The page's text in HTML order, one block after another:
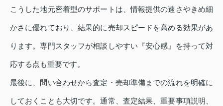
こうした地元密着型のサポートは、情報提供の速さやきめ細
かさに優れており、結果的に売却スピードを高める効果があ
ります。専門スタッフが相談しやすい『安心感』を持って対
応する点も重要です。
最後に、問い合わせから査定・売却準備までの流れを明確に
しておくことも大切です。通常、査定結果、重要事項説明、